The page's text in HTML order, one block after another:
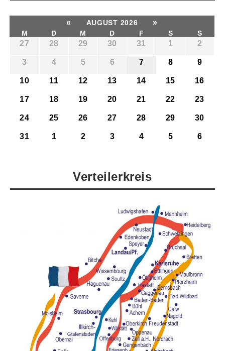
« AUGUST 2026 »
M D M D F S S
27 28 29 30 31 1 2
3 4 5 6 7 8 9
10 11 12 13 14 15 16
17 18 19 20 21 22 23
24 25 26 27 28 29 30
31 1 2 3 4 5 6
Verteilerkreis